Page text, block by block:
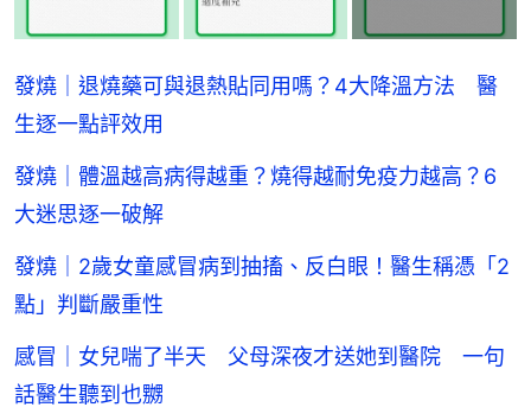
發燒｜退燒藥可與退熱貼同用嗎？4大降溫方法 醫
生逐一點評效用
發燒｜體溫越高病得越重？燒得越耐免疫力越高？6
大迷思逐一破解
發燒｜2歲女童感冒病到抽搐、反白眼！醫生稱憑「2
點」判斷嚴重性
感冒｜女兒喘了半天 父母深夜才送她到醫院 一句
話醫生聽到也嬲